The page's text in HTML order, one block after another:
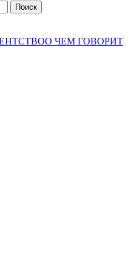
О ЧЕМ ГОВОРИТ